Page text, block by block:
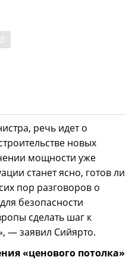
речь идет о
новых
мощности уже
станет ясно, готов ли
пор разговоров о
безопасности
сделать шаг к
— заявил Сийярто.
«ценового потолка»